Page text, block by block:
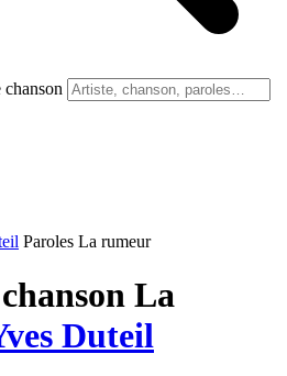
Paroles La rumeur
La
Duteil